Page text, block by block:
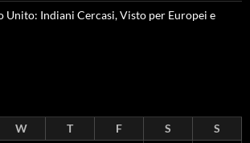
Unito: Indiani Cercasi, Visto per Europei e
W T F S
S